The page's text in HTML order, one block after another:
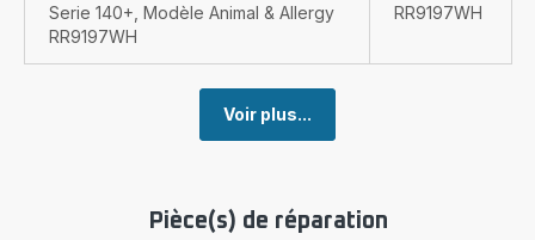
Serie 140+, Modèle Animal & Allergy
RR9197WH
RR9197WH
Voir plus...
Pièce(s) de réparation